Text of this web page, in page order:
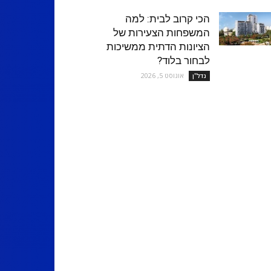
הכי קרוב לבית: למה
המשפחות הצעירות של
הציונות הדתית ממשיכות
לבחור בלוד?
נדל''ן אוגוסט 5, 2026